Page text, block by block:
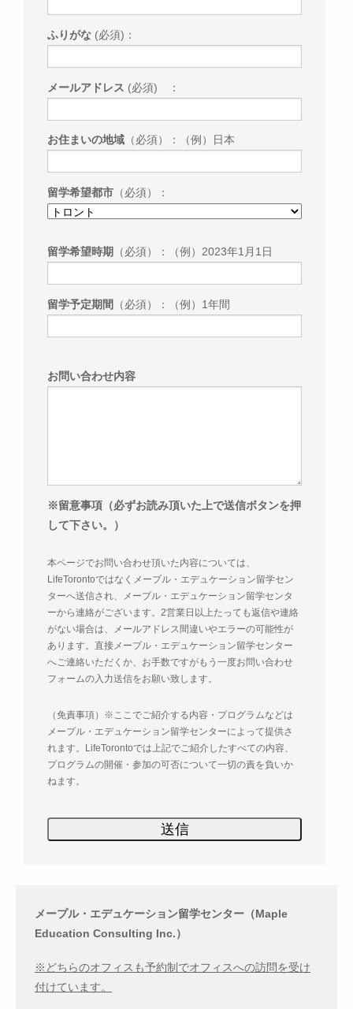
ふりがな (必須)：
メールアドレス (必須) ：
お住まいの地域 （必須）：（例）日本
留学希望都市 （必須）：
留学希望時期 （必須）：（例）2023年1月1日
留学予定期間 （必須）：（例）1年間
お問い合わせ内容
※留意事項（必ずお読み頂いた上で送信ボタンを押
して下さい。）
本ページでお問い合わせ頂いた内容については、
LifeTorontoではなくメープル・エデュケーション留学セン
ターへ送信され、メープル・エデュケーション留学センタ
ーから連絡がございます。2営業日以上たっても返信や連絡
がない場合は、メールアドレス間違いやエラーの可能性が
あります。直接メープル・エデュケーション留学センター
へご連絡いただくか、お手数ですがもう一度お問い合わせ
フォームの入力送信をお願い致します。
（免責事項）※ここでご紹介する内容・プログラムなどは
メープル・エデュケーション留学センターによって提供さ
れます。LifeTorontoでは上記でご紹介したすべての内容、
プログラムの開催・参加の可否について一切の責を負いか
ねます。
メープル・エデュケーション留学センター（Maple
Education Consulting Inc.）
※どちらのオフィスも予約制でオフィスへの訪問を受け
付けています。